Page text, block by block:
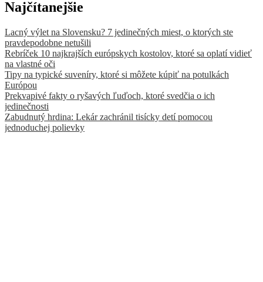
Najčítanejšie
Lacný výlet na Slovensku? 7 jedinečných miest, o ktorých ste
pravdepodobne netušili
Rebríček 10 najkrajších európskych kostolov, ktoré sa oplatí vidieť
na vlastné oči
Tipy na typické suveníry, ktoré si môžete kúpiť na potulkách
Európou
Prekvapivé fakty o ryšavých ľuďoch, ktoré svedčia o ich
jedinečnosti
Zabudnutý hrdina: Lekár zachránil tisícky detí pomocou
jednoduchej polievky